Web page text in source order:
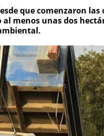
que comenzaron
menos unas dos